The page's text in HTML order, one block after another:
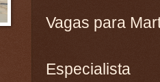
Vagas para